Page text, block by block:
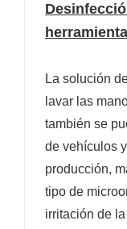
La solución
lavar las
también se
de vehículos
producción,
tipo de
irritación de